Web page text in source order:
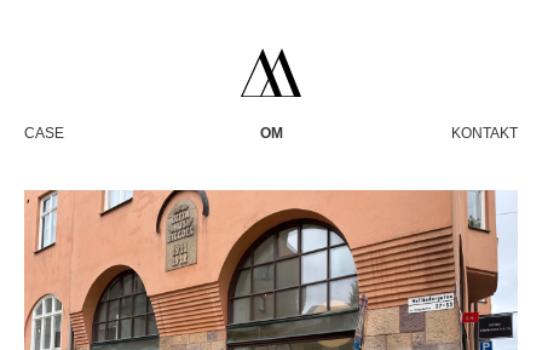
CASE OM KONTAKT